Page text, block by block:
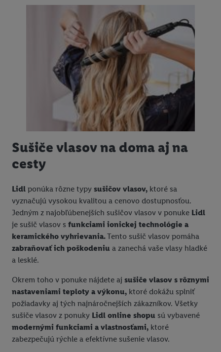
Sušiče vlasov na doma aj na
cesty
Lidl ponúka rôzne typy sušičov vlasov, ktoré sa
vyznačujú vysokou kvalitou a cenovo dostupnosťou.
Jedným z najobľúbenejších sušičov vlasov v ponuke Lidl
je sušič vlasov s funkciami ionickej technológie a
keramického vyhrievania.Tento sušič vlasov pomáha
zabraňovať ich poškodeniu a zanechá vaše vlasy hladké
a lesklé.
Okrem toho v ponuke nájdete aj sušiče vlasov s rôznymi
nastaveniami teploty a výkonu, ktoré dokážu splniť
požiadavky aj tých najnáročnejších zákazníkov. Všetky
sušiče vlasov z ponuky Lidl online shopu sú vybavené
modernými funkciami a vlastnosťami, ktoré
zabezpečujú rýchle a efektívne sušenie vlasov.